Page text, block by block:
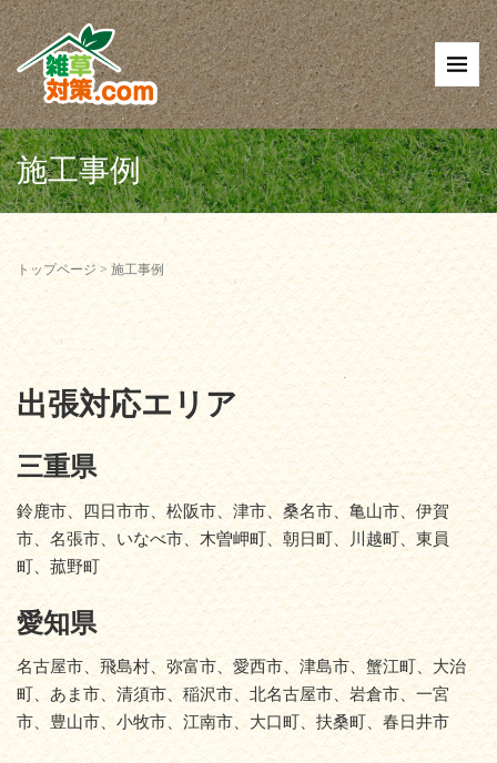
施工事例
トップページ> 施工事例
出張対応エリア
三重県
鈴鹿市、四日市市、松阪市、津市、桑名市、亀山市、伊賀
市、名張市、いなべ市、木曽岬町、朝日町、川越町、東員
町、菰野町
愛知県
名古屋市、飛島村、弥富市、愛西市、津島市、蟹江町、大治
町、あま市、清須市、稲沢市、北名古屋市、岩倉市、一宮
市、豊山市、小牧市、江南市、大口町、扶桑町、春日井市